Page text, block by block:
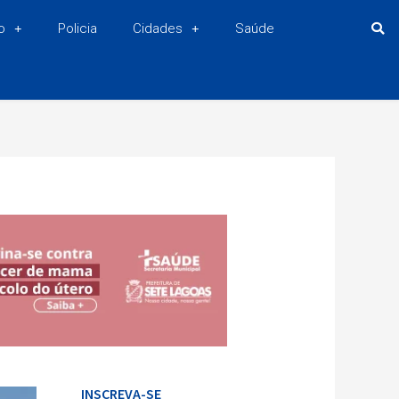
Policia Cidades Saúde
INSCREVA-SE